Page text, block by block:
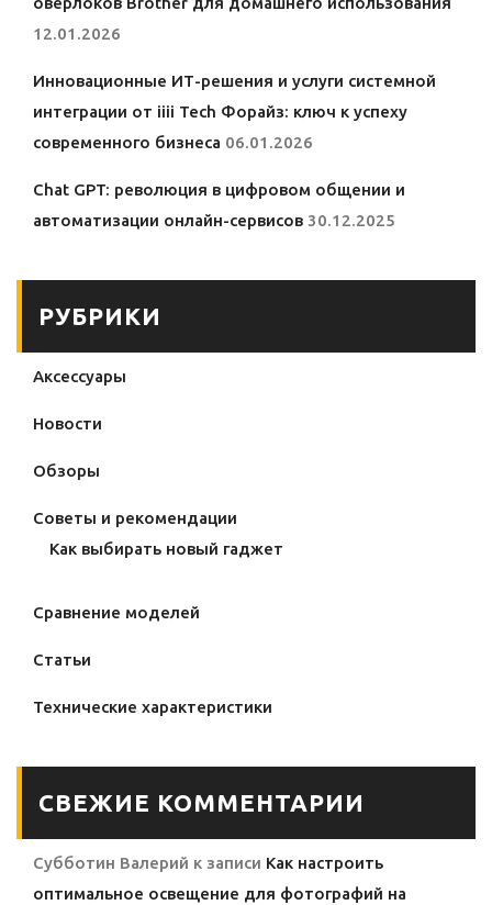
12.01.2026
Инновационные ИТ-решения и услуги системной
интеграции от iiii Tech Форайз: ключ к успеху
современного бизнеса 06.01.2026
Chat GPT: революция в цифровом общении и
автоматизации онлайн-сервисов 30.12.2025
РУБРИКИ
Аксессуары
Новости
Обзоры
Советы и рекомендации
Как выбирать новый гаджет
Сравнение моделей
Статьи
Технические характеристики
СВЕЖИЕ КОММЕНТАРИИ
Субботин Валерий к записи Как настроить
оптимальное освещение для фотографий на